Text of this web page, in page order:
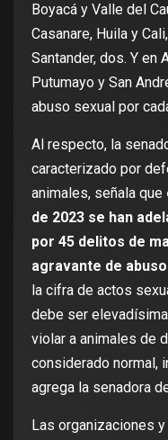
Boyacá y Valle del
Casanare, Huila y
Santander, dos. Y en
Putumayo y San
abuso sexual por
Al respecto, la
caracterizado por
animales, señala que
de 2023 se han
por 45 delitos de
agravante de
la cifra de actos
debe ser
violar a animales de
considerado normal,
agrega la senadora
Las organizaciones